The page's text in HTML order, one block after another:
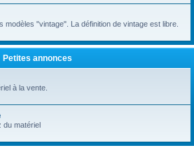
modèles "vintage". La définition de vintage est libre.
Petites annonces
à la vente.
du matériel